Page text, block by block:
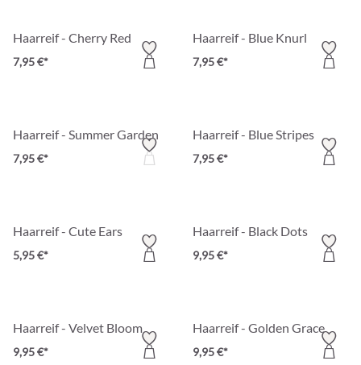
Haarreif - Cherry Red
7,95 €*
Haarreif - Blue Knurl
7,95 €*
Haarreif - Summer Garden
7,95 €*
Haarreif - Blue Stripes
7,95 €*
Haarreif - Cute Ears
5,95 €*
Haarreif - Black Dots
9,95 €*
Haarreif - Velvet Bloom
9,95 €*
Haarreif - Golden Grace
9,95 €*